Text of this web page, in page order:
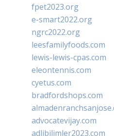
fpet2023.org
e-smart2022.org
ngrc2022.org
leesfamilyfoods.com
lewis-lewis-cpas.com
eleontennis.com
cyetus.com
bradfordshops.com
advocatevijay.com
adlibilimler2023.com